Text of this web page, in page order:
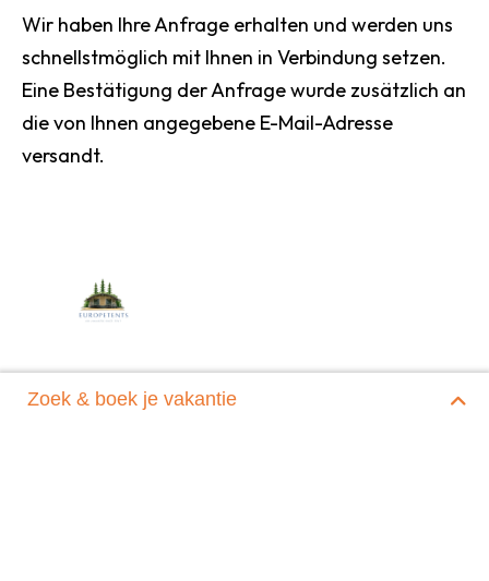
Zoek & boek je vakantie
Wir haben Ihre Anfrage erhalten und werden uns
schnellstmöglich mit Ihnen in Verbindung setzen.
Eine Bestätigung der Anfrage wurde zusätzlich an
die von Ihnen angegebene E-Mail-Adresse
versandt.